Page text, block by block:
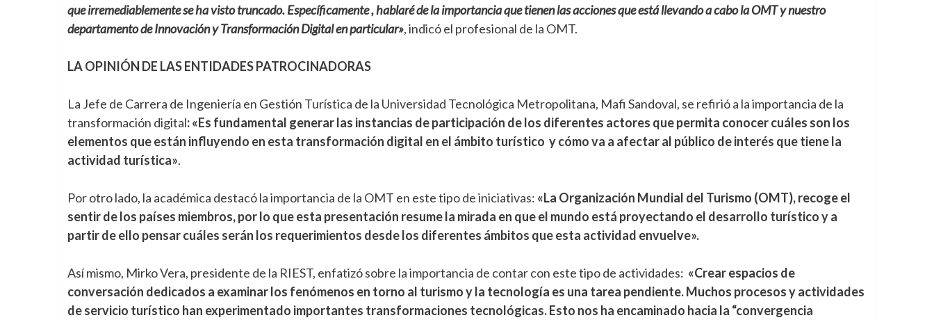
que irremediablemente se ha visto truncado. Específicamente , hablaré de la importancia que tienen las acciones que está llevando a cabo la OMT y nuestro
departamento de Innovación y Transformación Digital en particular», indicó el profesional de la OMT.
LA OPINIÓN DE LAS ENTIDADES PATROCINADORAS
La Jefe de Carrera de Ingeniería en Gestión Turística de la Universidad Tecnológica Metropolitana, Mafi Sandoval, se refirió a la importancia de la
transformación digital: «Es fundamental generar las instancias de participación de los diferentes actores que permita conocer cuáles son los
elementos que están influyendo en esta transformación digital en el ámbito turístico y cómo va a afectar al público de interés que tiene la
actividad turística».
Por otro lado, la académica destacó la importancia de la OMT en este tipo de iniciativas: «La Organización Mundial del Turismo (OMT), recoge el
sentir de los países miembros, por lo que esta presentación resume la mirada en que el mundo está proyectando el desarrollo turístico y a
partir de ello pensar cuáles serán los requerimientos desde los diferentes ámbitos que esta actividad envuelve».
Así mismo, Mirko Vera, presidente de la RIEST, enfatizó sobre la importancia de contar con este tipo de actividades: «Crear espacios de
conversación dedicados a examinar los fenómenos en torno al turismo y la tecnología es una tarea pendiente. Muchos procesos y actividades
de servicio turístico han experimentado importantes transformaciones tecnológicas. Esto nos ha encaminado hacia la “convergencia